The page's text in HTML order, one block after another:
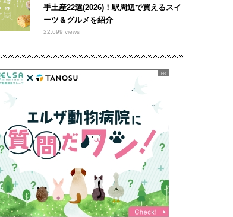
手土産22選(2026)！駅周辺で買えるスイ
ーツ＆グルメを紹介
22,699 views